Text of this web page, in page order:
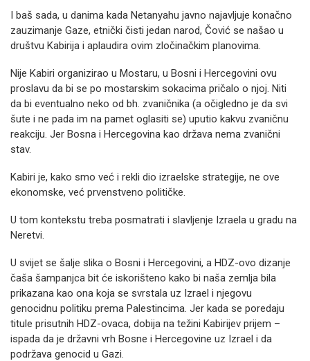
I baš sada, u danima kada Netanyahu javno najavljuje konačno
zauzimanje Gaze, etnički čisti jedan narod, Čović se našao u
društvu Kabirija i aplaudira ovim zločinačkim planovima.
Nije Kabiri organizirao u Mostaru, u Bosni i Hercegovini ovu
proslavu da bi se po mostarskim sokacima pričalo o njoj. Niti
da bi eventualno neko od bh. zvaničnika (a očigledno je da svi
šute i ne pada im na pamet oglasiti se) uputio kakvu zvaničnu
reakciju. Jer Bosna i Hercegovina kao država nema zvanični
stav.
Kabiri je, kako smo već i rekli dio izraelske strategije, ne ove
ekonomske, već prvenstveno političke.
U tom kontekstu treba posmatrati i slavljenje Izraela u gradu na
Neretvi.
U svijet se šalje slika o Bosni i Hercegovini, a HDZ-ovo dizanje
čaša šampanjca bit će iskorišteno kako bi naša zemlja bila
prikazana kao ona koja se svrstala uz Izrael i njegovu
genocidnu politiku prema Palestincima. Jer kada se poredaju
titule prisutnih HDZ-ovaca, dobija na težini Kabirijev prijem –
ispada da je državni vrh Bosne i Hercegovine uz Izrael i da
podržava genocid u Gazi.